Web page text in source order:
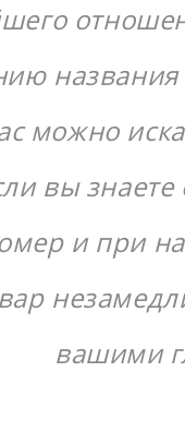
можно
вы
и при
вашими